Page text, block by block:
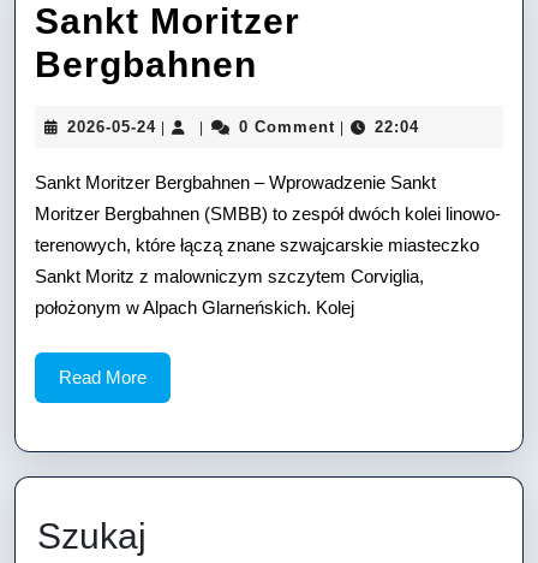
Sankt Moritzer
Bergbahnen
Bergbahnen
2026-05-242026-
24
0 Comment 22:04
Sankt Moritzer Bergbahnen – Wprowadzenie Sankt
Moritzer Bergbahnen (SMBB) to zespół dwóch kolei linowo-
terenowych, które łączą znane szwajcarskie miasteczko
Sankt Moritz z malowniczym szczytem Corviglia,
położonym w Alpach Glarneńskich. Kolej
Read MoreRead
More
Szukaj